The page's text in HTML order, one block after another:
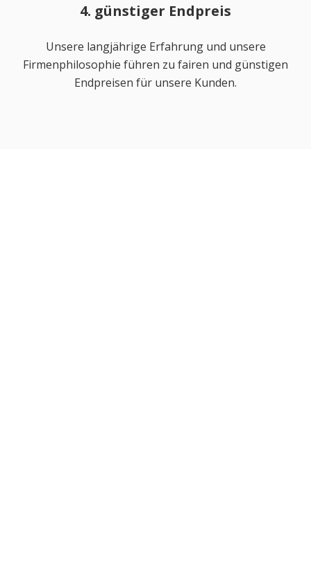
4. günstiger Endpreis
Unsere langjährige Erfahrung und unsere
Firmenphilosophie führen zu fairen und günstigen
Endpreisen für unsere Kunden.